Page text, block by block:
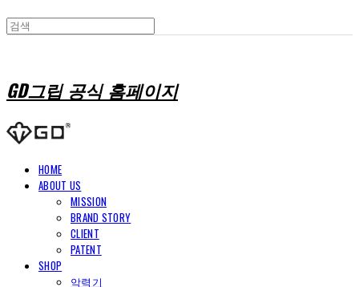
GD그립 공식 홈페이지
HOME
ABOUT US
MISSION
BRAND STORY
CLIENT
PATENT
SHOP
악력기